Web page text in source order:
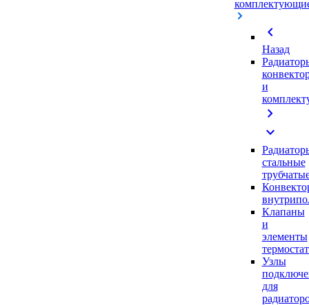
chevron_left
Назад
и
chevron_right
expand_more
стальные
Клапаны
и
элементы
Узлы
для